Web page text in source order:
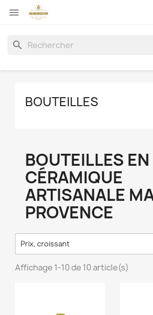

search
BOUTEILLES
BOUTEILLES EN
CÉRAMIQUE
ARTISANALE
PROVENCE
Prix, croissant
Affichage 1-10 de 10 article(s)